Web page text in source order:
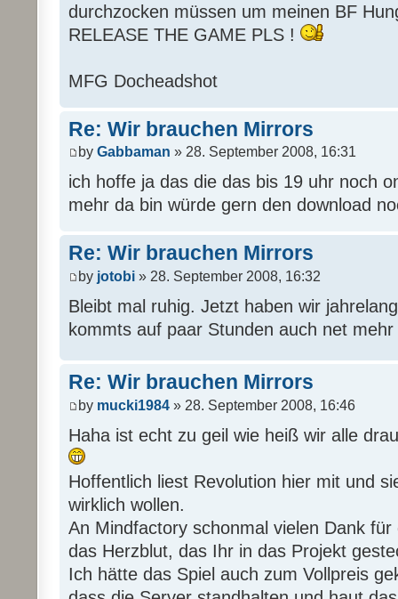
durchzocken müssen um meinen BF
RELEASE THE GAME PLS !
MFG Docheadshot
Re: Wir brauchen Mirrors
by Gabbaman » 28. September 2008, 16:31
ich hoffe ja das die das bis 19 uhr noch
mehr da bin würde gern den download
Re: Wir brauchen Mirrors
by jotobi » 28. September 2008, 16:32
Bleibt mal ruhig. Jetzt haben wir
kommts auf paar Stunden auch net
Re: Wir brauchen Mirrors
by mucki1984 » 28. September 2008, 16:46
Haha ist echt zu geil wie heiß wir alle
Hoffentlich liest Revolution hier mit und
wirklich wollen.
An Mindfactory schonmal vielen Dank
das Herzblut, das Ihr in das Projekt
Ich hätte das Spiel auch zum Vollpreis